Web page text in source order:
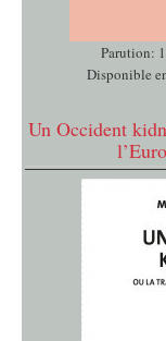
Parution:
Disponible
Un Occident